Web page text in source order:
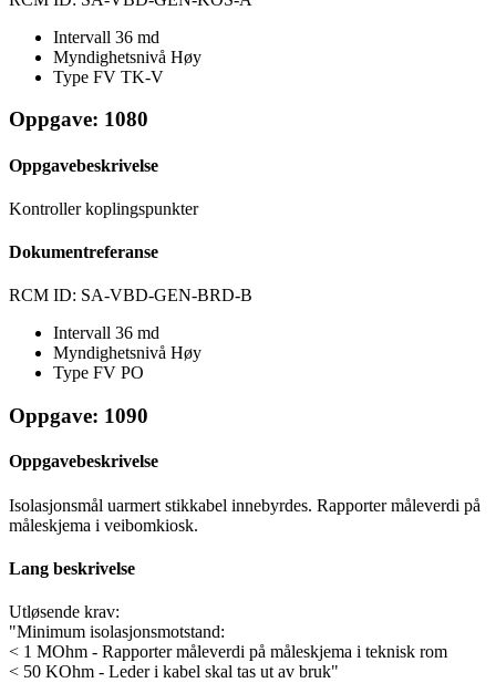
Intervall 36 md
Myndighetsnivå Høy
Type FV TK-V
Oppgave: 1080
Oppgavebeskrivelse
Kontroller koplingspunkter
Dokumentreferanse
RCM ID: SA-VBD-GEN-BRD-B
Intervall 36 md
Myndighetsnivå Høy
Type FV PO
Oppgave: 1090
Oppgavebeskrivelse
Isolasjonsmål uarmert stikkabel innebyrdes. Rapporter måleverdi på
måleskjema i veibomkiosk.
Lang beskrivelse
Utløsende krav:
"Minimum isolasjonsmotstand:
< 1 MOhm - Rapporter måleverdi på måleskjema i teknisk rom
< 50 KOhm - Leder i kabel skal tas ut av bruk"